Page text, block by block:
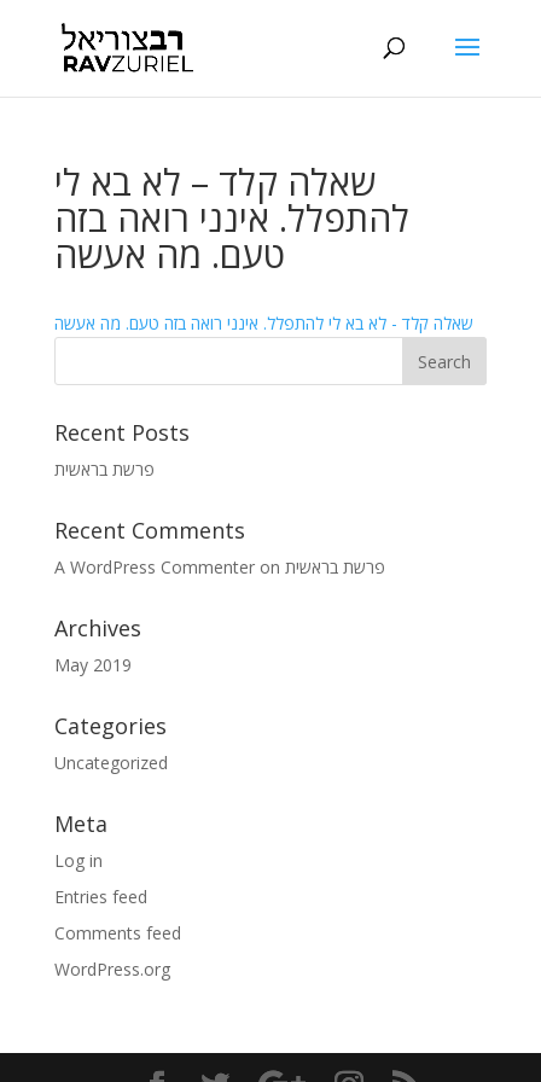
שאלה קלד – לא בא לי
להתפלל. אינני רואה בזה
טעם. מה אעשה
שאלה קלד - לא בא לי להתפלל. אינני רואה בזה טעם. מה אעשה
Recent Posts
פרשת בראשית
Recent Comments
A WordPress Commenteron פרשת בראשית
Archives
May 2019
Categories
Uncategorized
Meta
Log in
Entries feed
Comments feed
WordPress.org